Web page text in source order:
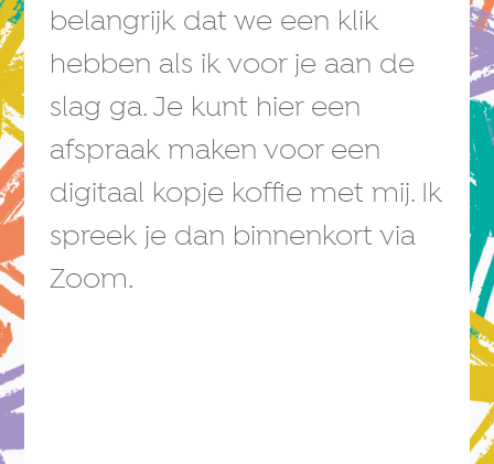
belangrijk dat we een klik
hebben als ik voor je aan de
slag ga. Je kunt hier een
afspraak maken voor een
digitaal kopje koffie met mij. Ik
spreek je dan binnenkort via
Zoom.